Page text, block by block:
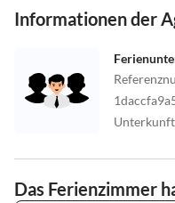
Informationen der
Das Ferienzimmer